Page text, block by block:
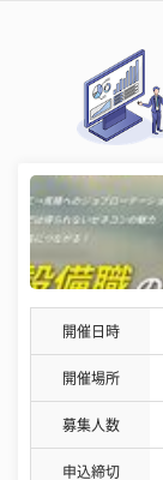
開催日時
開催場所
募集人数
申込締切